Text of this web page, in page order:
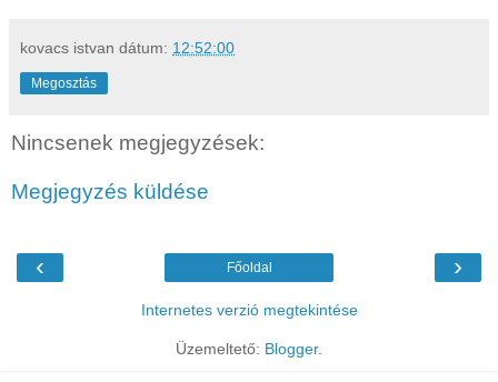
kovacs istvan dátum: 12:52:00
Megosztás
Nincsenek megjegyzések:
Megjegyzés küldése
‹ ›
Főoldal
Internetes verzió megtekintése
Üzemeltető: Blogger.